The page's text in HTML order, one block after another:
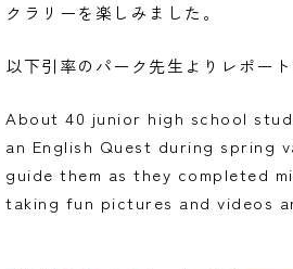
クラリーを楽しみました。
以下引率のパーク先生よりレポート
About 40 junior high school
an English Quest during spring
guide them as they completed
taking fun pictures and videos